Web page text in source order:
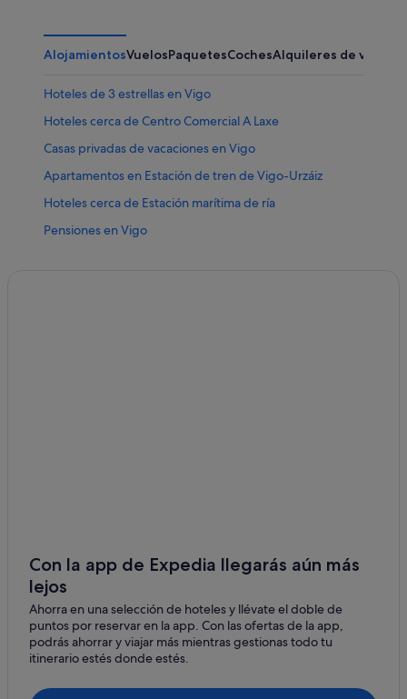
AlojamientosVuelosPaquetesCochesAlquileres de
Hoteles de 3 estrellas en Vigo
Hoteles cerca de Centro Comercial A Laxe
Casas privadas de vacaciones en Vigo
Apartamentos en Estación de tren de Vigo-Urzáiz
Hoteles cerca de Estación marítima de ría
Pensiones en Vigo
Hoteles cerca de Santuario de Nuestra Señora de la Guía
Hoteles con wifi en Vigo
Hoteles con bar en Vigo
Hoteles cerca de Museo de Arte Contemporáneo
Condominios en Estación de tren de Vigo-Guixar
Hoteles cerca de Vigo
Con la app de Expedia llegarás aún más
lejos
Ahorra en una selección de hoteles y llévate el doble de
puntos por reservar en la app. Con las ofertas de la app,
podrás ahorrar y viajar más mientras gestionas todo tu
itinerario estés donde estés.